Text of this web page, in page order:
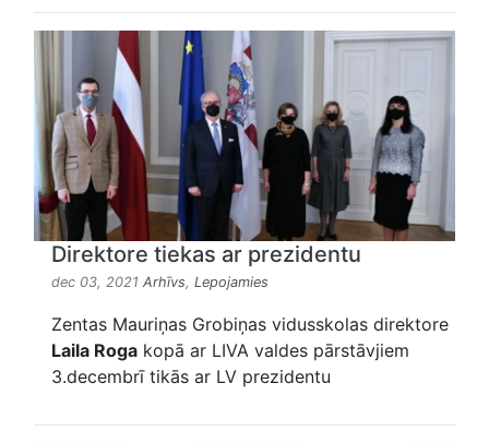
Direktore tiekas ar prezidentu
dec 03, 2021 Arhīvs, Lepojamies
Zentas Mauriņas Grobiņas vidusskolas direktore
Laila Roga kopā ar LIVA valdes pārstāvjiem
3.decembrī tikās ar LV prezidentu